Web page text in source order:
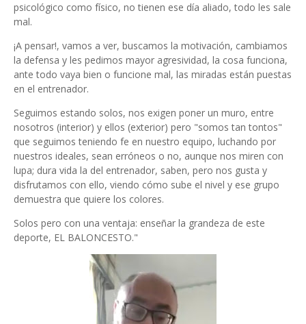
psicológico como físico, no tienen ese día aliado, todo les sale
mal.
¡A pensar!, vamos a ver, buscamos la motivación, cambiamos
la defensa y les pedimos mayor agresividad, la cosa funciona,
ante todo vaya bien o funcione mal, las miradas están puestas
en el entrenador.
Seguimos estando solos, nos exigen poner un muro, entre
nosotros (interior) y ellos (exterior) pero "somos tan tontos"
que seguimos teniendo fe en nuestro equipo, luchando por
nuestros ideales, sean erróneos o no, aunque nos miren con
lupa; dura vida la del entrenador, saben, pero nos gusta y
disfrutamos con ello, viendo cómo sube el nivel y ese grupo
demuestra que quiere los colores.
Solos pero con una ventaja: enseñar la grandeza de este
deporte, EL BALONCESTO."